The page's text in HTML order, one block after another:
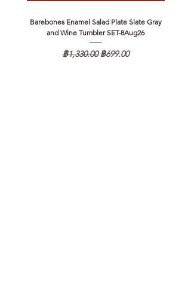
Barebones Enamel Salad Plate Slate Gray
and Wine Tumbler SET-8Aug26
ราคาปกติ
฿1,330.00 ราคาขายลด
฿699.00